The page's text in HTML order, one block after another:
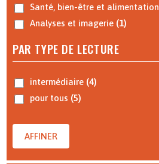
Santé, bien-être et alimentation
Analyses et imagerie (1)
PAR TYPE DE LECTURE
intermédiaire (4)
pour tous (5)
AFFINER